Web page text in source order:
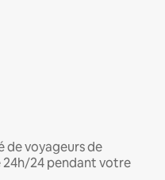
de voyageurs de
24 pendant votre